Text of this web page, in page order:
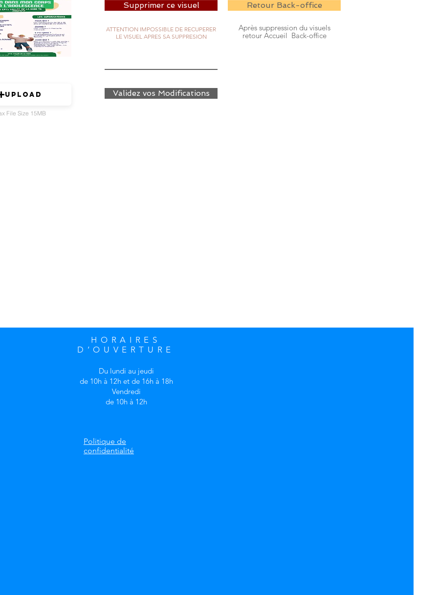
Upload
File Size 15MB
Validez vos Modifications
Supprimer ce visuel
ATTENTION IMPOSSIBLE DE RECUPERER
LE VISUEL APRES SA SUPPRESION
Retour Back-office
Après suppression du visuels
retour Accueil Back-office
HORAIRES
D’OUVERTURE
Du lundi au jeudi
de 10h à 12h et de 16h à 18h
Vendredi
de 10h à 12h
Politique de
confidentialité